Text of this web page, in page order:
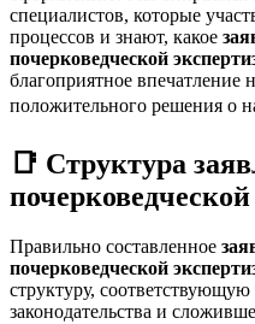
специалистов, которые
процессов и знают, какое
почерковедческой
благоприятное впечатление
положительного решения о
📑 Структура
Правильно составленное
почерковедческой
структуру,
законодательства и